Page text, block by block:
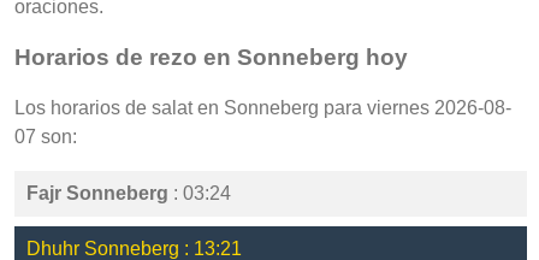
oraciones.
Horarios de rezo en Sonneberg hoy
Los horarios de salat en Sonneberg para viernes 2026-08-
07 son:
Fajr Sonneberg : 03:24
Dhuhr Sonneberg : 13:21